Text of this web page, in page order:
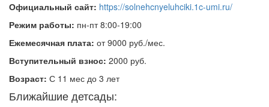
Официальный сайт: https://solnehcnyeluhciki.1c-umi.ru/
Режим работы: пн-пт 8:00-19:00
Ежемесячная плата: от 9000 руб./мес.
Вступительный взнос: 2000 руб.
Возраст: С 11 мес до 3 лет
Ближайшие детсады: